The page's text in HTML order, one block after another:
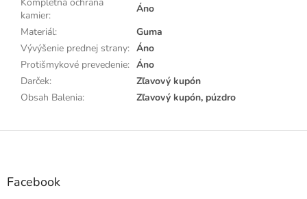
kamier:
Áno
Materiál:
Guma
Vývýšenie prednej strany: Áno
Protišmykové prevedenie: Áno
Darček:
Zľavový kupón
Obsah Balenia: Zľavový kupón, púzdro
Z
Facebook